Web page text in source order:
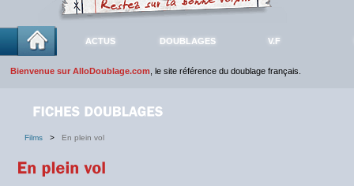
ACTUS DOUBLAGES V.F
Bienvenue sur AlloDoublage.com , le site référence du doublage français.
Films > En plein vol